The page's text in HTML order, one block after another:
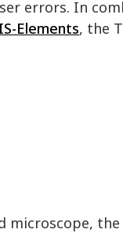
errors. In
Elements, the
microscope,